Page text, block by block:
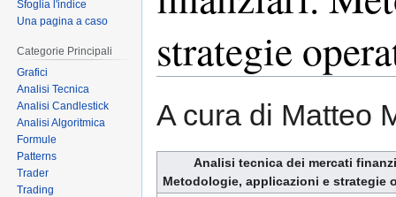
strategie
to
to
A cura di Matteo
Analisi tecnica dei mercati
Metodologie, applicazioni e strategie
Sfoglia l'indice
Una pagina a caso
Categorie Principali
Grafici
Analisi Tecnica
Analisi Candlestick
Analisi Algoritmica
Formule
Patterns
Trader
Trading